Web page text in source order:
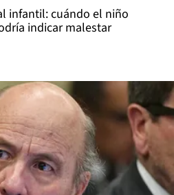
infantil: cuándo el niño
indicar malestar